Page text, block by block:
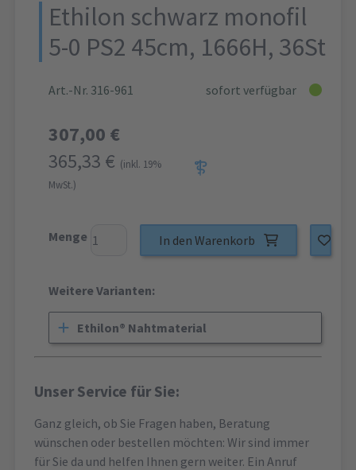
Ethilon schwarz monofil
5-0 PS2 45cm, 1666H, 36St
Art.-Nr. 316-961 sofort verfügbar
307,00 €
365,33 € (inkl. 19%
MwSt.)
Menge In den Warenkorb
Weitere Varianten:
Ethilon® Nahtmaterial
Unser Service für Sie:
Ganz gleich, ob Sie Fragen haben, Beratung
wünschen oder bestellen möchten: Wir sind immer
für Sie da und helfen Ihnen gern weiter. Ein Anruf